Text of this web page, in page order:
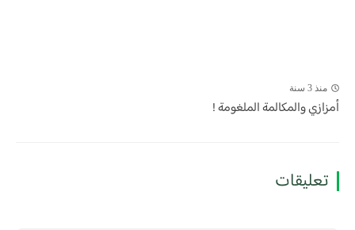
منذ 3 سنة
أمزازي والمكالمة الملغومة !
تعليقات